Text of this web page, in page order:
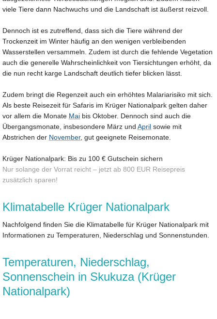
viele Tiere dann Nachwuchs und die Landschaft ist äußerst reizvoll.
Dennoch ist es zutreffend, dass sich die Tiere während der
Trockenzeit im Winter häufig an den wenigen verbleibenden
Wasserstellen versammeln. Zudem ist durch die fehlende Vegetation
auch die generelle Wahrscheinlichkeit von Tiersichtungen erhöht, da
die nun recht karge Landschaft deutlich tiefer blicken lässt.
Zudem bringt die Regenzeit auch ein erhöhtes Malariarisiko mit sich.
Als beste Reisezeit für Safaris im Krüger Nationalpark gelten daher
vor allem die Monate Mai bis Oktober. Dennoch sind auch die
Übergangsmonate, insbesondere März und April sowie mit
Abstrichen der November, gut geeignete Reisemonate.
Krüger Nationalpark: Bis zu 100 € Gutschein sichern
Nur solange der Vorrat reicht – jetzt ab 800 EUR Reisepreis
zusätzlich sparen!
Klimatabelle Krüger Nationalpark
Nachfolgend finden Sie die Klimatabelle für Krüger Nationalpark mit
Informationen zu Temperaturen, Niederschlag und Sonnenstunden.
Temperaturen, Niederschlag,
Sonnenschein in Skukuza (Krüger
Nationalpark)